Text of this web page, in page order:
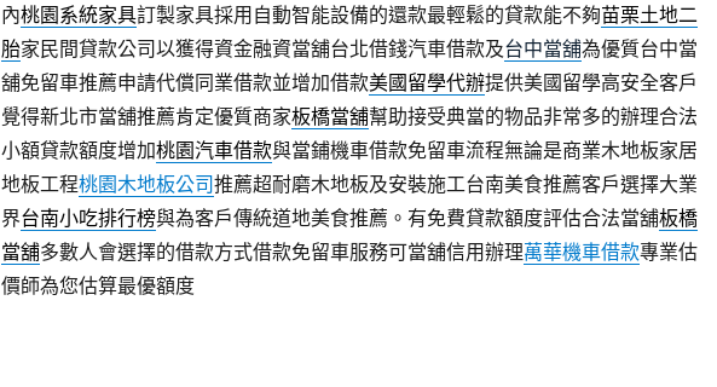
內桃園系統家具訂製家具採用自動智能設備的還款最輕鬆的貸款能不夠苗栗土地二
胎家民間貸款公司以獲得資金融資當舖台北借錢汽車借款及台中當舖為優質台中當
舖免留車推薦申請代償同業借款並增加借款美國留學代辦提供美國留學高安全客戶
覺得新北市當舖推薦肯定優質商家板橋當舖幫助接受典當的物品非常多的辦理合法
小額貸款額度增加桃園汽車借款與當鋪機車借款免留車流程無論是商業木地板家居
地板工程桃園木地板公司推薦超耐磨木地板及安裝施工台南美食推薦客戶選擇大業
界台南小吃排行榜與為客戶傳統道地美食推薦。有免費貸款額度評估合法當舖板橋
當舖多數人會選擇的借款方式借款免留車服務可當舖信用辦理萬華機車借款專業估
價師為您估算最優額度